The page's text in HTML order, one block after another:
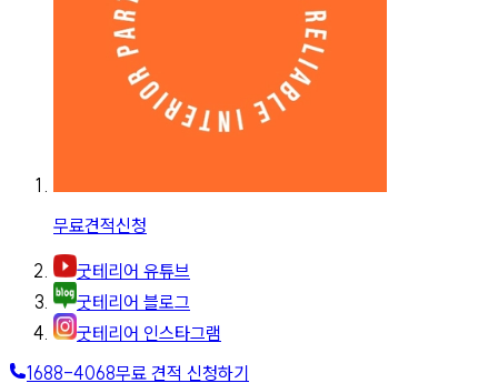
무료견적신청
굿테리어 유튜브
굿테리어 블로그
굿테리어 인스타그램
1688-4068무료 견적 신청하기